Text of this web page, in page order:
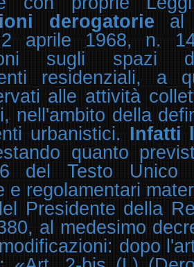
derogatorie al
2 aprile 1968, n.
sugli spazi
residenziali, a
alle attività
nell'ambito della
urbanistici. Infatti
quanto
del Testo Unico
e regolamentari
Presidente della
al medesimo
dopo